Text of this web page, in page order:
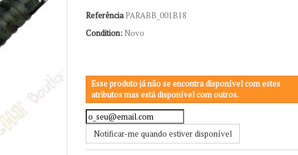
Referência PARABB_001B18
Condition: Novo
Esse produto já não se encontra disponível com estes
atributos mas está disponível com outros.
Notificar-me quando estiver disponível